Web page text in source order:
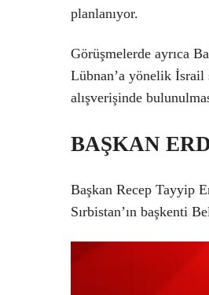
planlanıyor.
Görüşmelerde ayrıca
Lübnan’a yönelik İsrail
alışverişinde
BAŞKAN
Başkan Recep Tayyip
Sırbistan’ın başkenti